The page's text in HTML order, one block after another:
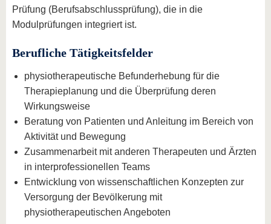
Prüfung (Berufsabschlussprüfung), die in die
Modulprüfungen integriert ist.
Berufliche Tätigkeitsfelder
physiotherapeutische Befunderhebung für die
Therapieplanung und die Überprüfung deren
Wirkungsweise
Beratung von Patienten und Anleitung im Bereich von
Aktivität und Bewegung
Zusammenarbeit mit anderen Therapeuten und Ärzten
in interprofessionellen Teams
Entwicklung von wissenschaftlichen Konzepten zur
Versorgung der Bevölkerung mit
physiotherapeutischen Angeboten